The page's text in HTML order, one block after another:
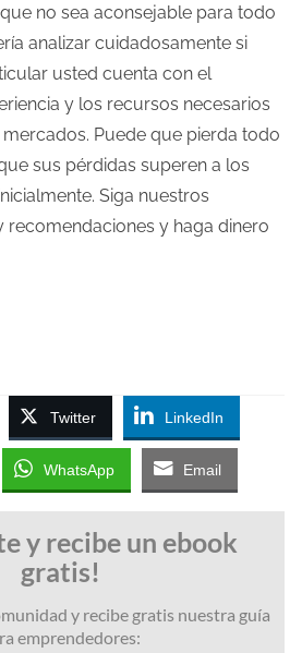
no sea aconsejable para todo
analizar cuidadosamente si
usted cuenta con el
y los recursos necesarios
Puede que pierda todo
sus pérdidas superen a los
Siga nuestros
recomendaciones y haga dinero
Twitter LinkedIn
WhatsApp Email